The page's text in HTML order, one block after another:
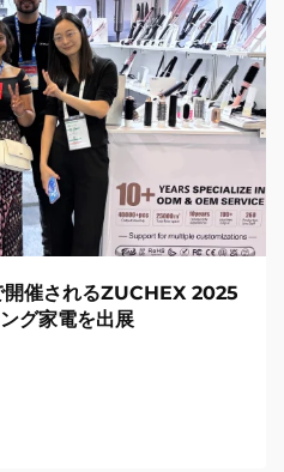
催されるZUCHEX 2025
グ家電を出展